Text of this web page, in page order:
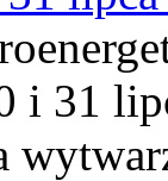
i 31